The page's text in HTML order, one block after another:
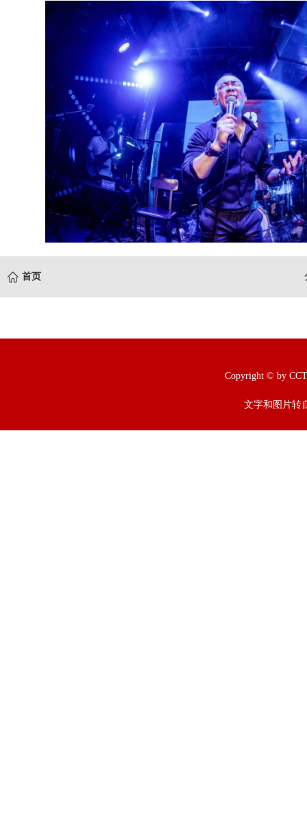
首页
Copyright © by
文字和图片转